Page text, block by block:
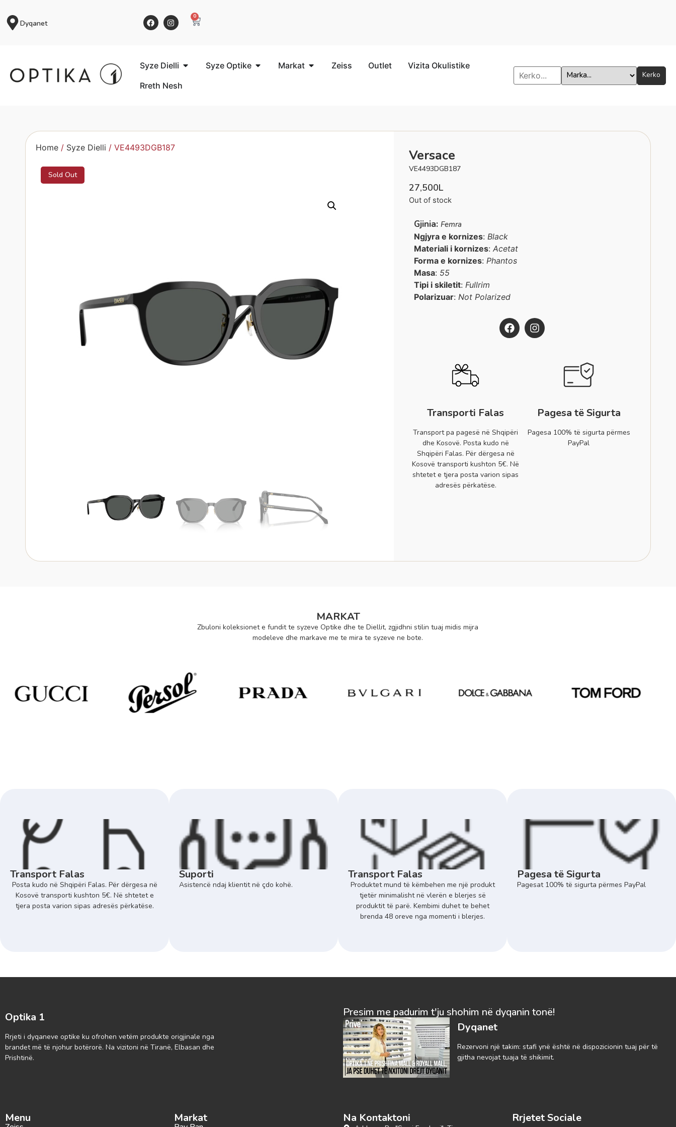
Dyqanet
0
Syze Dielli Syze Optike Markat Zeiss Outlet
Vizita Okulistike
Rreth Nesh
Kerko
Home / Syze Dielli / VE4493DGB187
Sold Out
Versace
VE4493DGB187
27,500L
Out of stock
Gjinia:Femra
Ngjyra e kornizes:Black
Materiali i kornizes:Acetat
Forma e kornizes:Phantos
Masa: 55
Tipi i skiletit:Fullrim
Polarizuar:Not Polarized
Transporti Falas
Transport pa pagesë në Shqipëri
dhe Kosovë. Posta kudo në
Shqipëri Falas. Për dërgesa në
Kosovë transporti kushton 5€. Në
shtetet e tjera posta varion sipas
adresës përkatëse.
Pagesa të Sigurta
Pagesa 100% të sigurta përmes
PayPal
MARKAT
Zbuloni koleksionet e fundit te syzeve Optike dhe te Diellit, zgjidhni stilin tuaj midis mijra
modeleve dhe markave me te mira te syzeve ne bote.
Transport Falas
Posta kudo në Shqipëri Falas. Për dërgesa në
Kosovë transporti kushton 5€. Në shtetet e
tjera posta varion sipas adresës përkatëse.
Suporti
Asistencë ndaj klientit në çdo kohë.
Transport Falas
Produktet mund të këmbehen me një produkt
tjetër minimalisht në vlerën e blerjes së
produktit të parë. Kembimi duhet te behet
brenda 48 oreve nga momenti i blerjes.
Pagesa të Sigurta
Pagesat 100% të sigurta përmes PayPal
Optika 1
Rrjeti i dyqaneve optike ku ofrohen vetëm produkte origjinale nga
brandet më të njohur botërorë. Na vizitoni në Tiranë, Elbasan dhe
Prishtinë.
Presim me padurim t'ju shohim në dyqanin tonë!
Dyqanet
Rezervoni një takim: stafi ynë është në dispozicionin tuaj për të
gjitha nevojat tuaja të shikimit.
Menu Markat Na Kontaktoni Rrjetet Sociale